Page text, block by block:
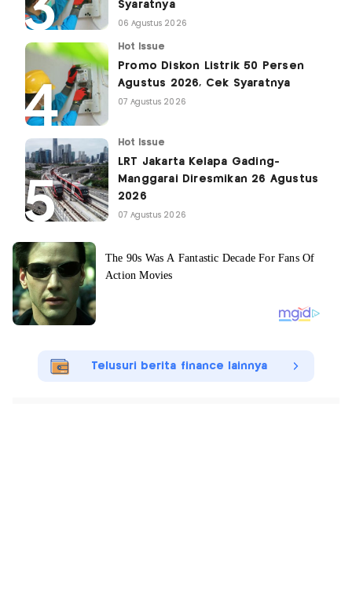
Syaratnya
06 Agustus 2026
Hot Issue
Promo Diskon Listrik 50 Persen
Agustus 2026, Cek Syaratnya
07 Agustus 2026
Hot Issue
LRT Jakarta Kelapa Gading-
Manggarai Diresmikan 26 Agustus
2026
07 Agustus 2026
Telusuri berita finance lainnya